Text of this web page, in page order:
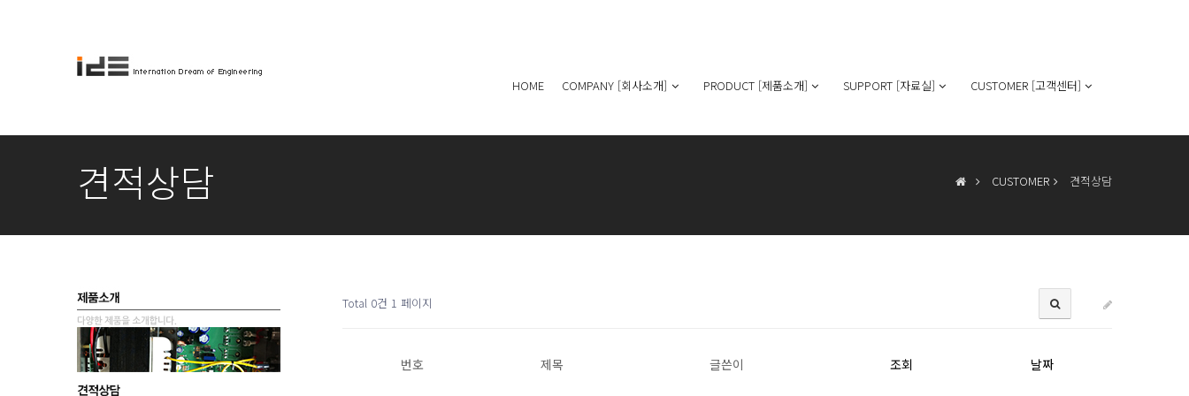
HOME COMPANY [회사소개] PRODUCT [제품소개] SUPPORT [자료실] CUSTOMER [고객센터]
견적상담 CUSTOMER 견적상담
Total 0건 1 페이지
번호 제목 글쓴이 조회 날짜